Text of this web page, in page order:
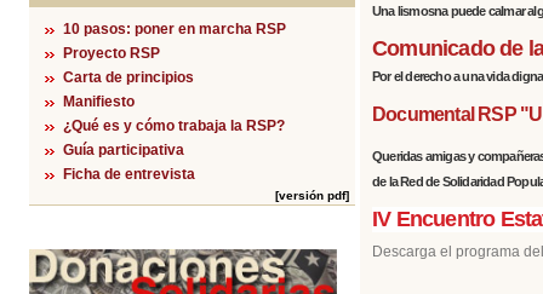
Una lismosna puede calmar
Comunicado de
Por el derecho a una vida
Documental RSP
Queridas amigas y
de la Red de Solidaridad
IV Encuentro
Descarga el programa
10 pasos: poner en marcha RSP
Proyecto RSP
Carta de principios
Manifiesto
¿Qué es y cómo trabaja la RSP?
Guía participativa
Ficha de entrevista
[versión pdf]